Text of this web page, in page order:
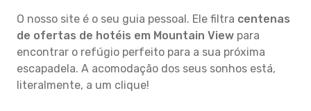
O nosso site é o seu guia pessoal. Ele filtra centenas
de ofertas de hotéis em Mountain View para
encontrar o refúgio perfeito para a sua próxima
escapadela. A acomodação dos seus sonhos está,
literalmente, a um clique!